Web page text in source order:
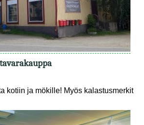
kotiin ja mökille! Myös kalastusmerkit